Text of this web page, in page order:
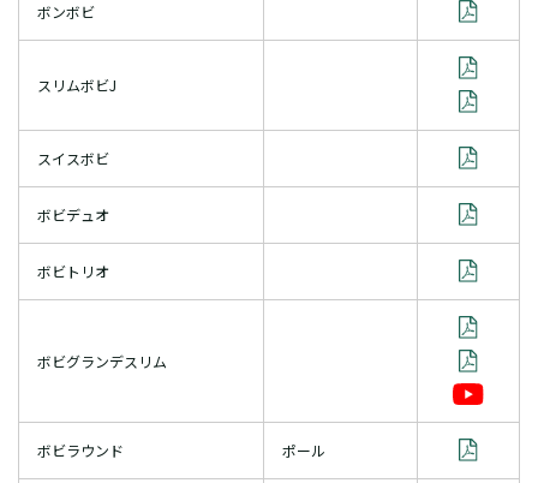
ボンボビ
スリムボビJ
スイスボビ
ボビデュオ
ボビトリオ
ボビグランデスリム
ボビラウンド ポール